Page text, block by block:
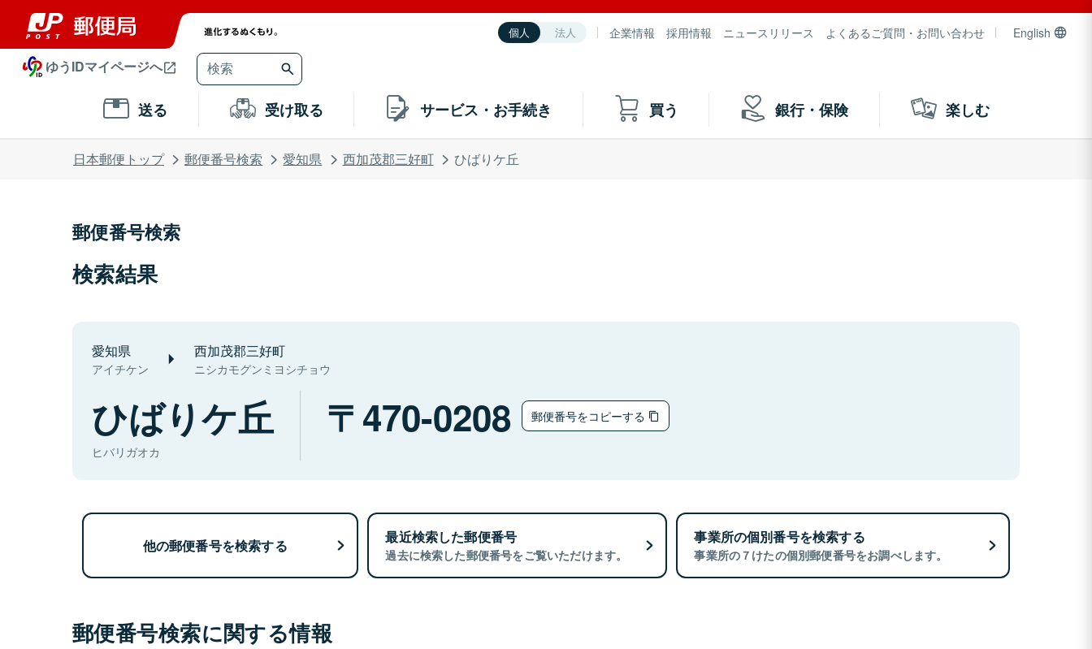
個人 法人 企業情報 採用情報 ニュースリリース よくあるご質問・お問い合わせ English
ゆうIDマイページへ
送る 受け取る サービス・お手続き 買う 銀行・保険 楽しむ
日本郵便トップ 郵便番号検索 愛知県 西加茂郡三好町 ひばりケ丘
郵便番号検索
検索結果
愛知県
アイチケン
西加茂郡三好町
ニシカモグンミヨシチョウ
ひばりケ丘
ヒバリガオカ
470-0208 郵便番号をコピーする
他の郵便番号を検索する 最近検索した郵便番号
過去に検索した郵便番号をご覧いただけます。
事業所の個別番号を検索する
事業所の７けたの個別郵便番号をお調べします。
郵便番号検索に関する情報